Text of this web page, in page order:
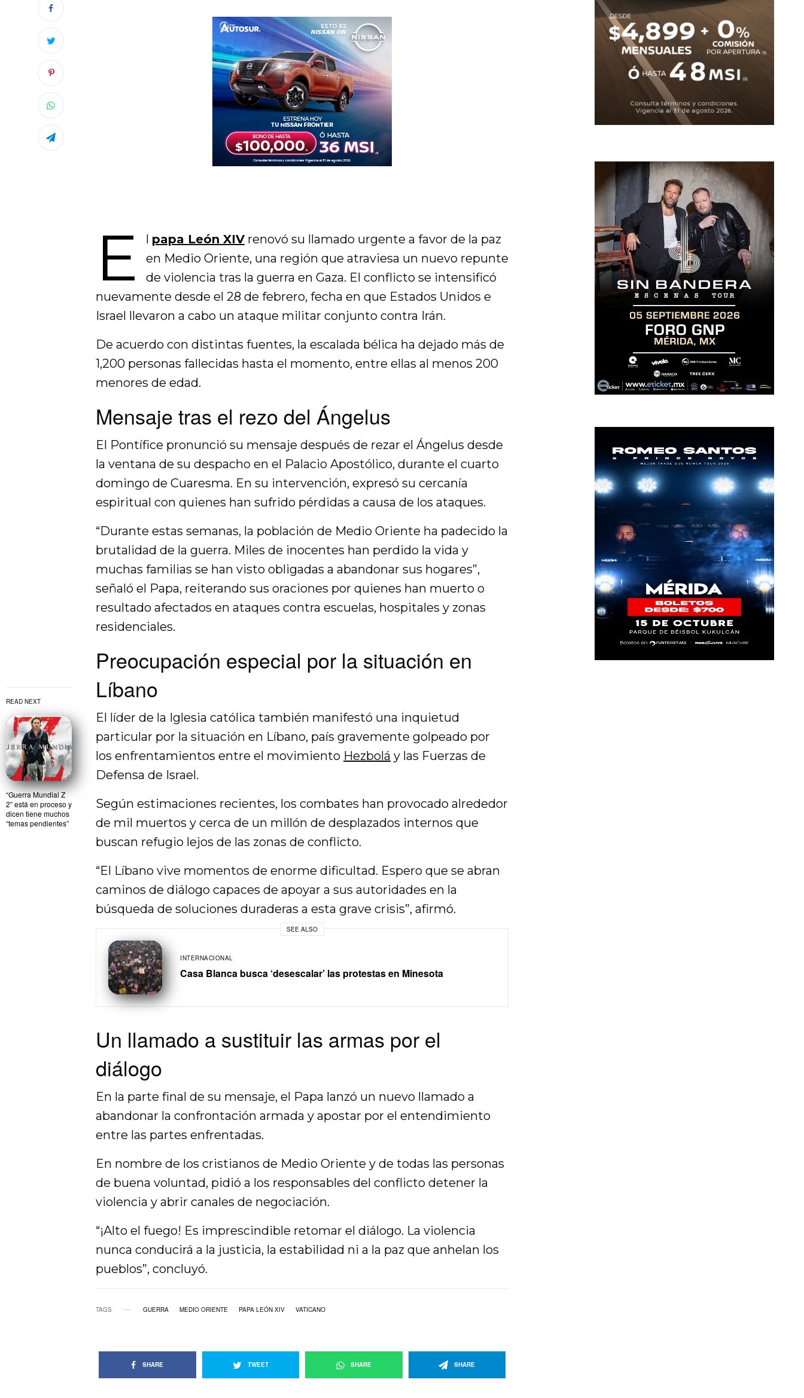
READ NEXT
“Guerra Mundial Z
2” está en proceso y
dicen tiene muchos
“temas pendientes”
E l papa León XIVrenovó su llamado urgente a favor de la paz
en Medio Oriente, una región que atraviesa un nuevo repunte
de violencia tras la guerra en Gaza. El conflicto se intensificó
nuevamente desde el 28 de febrero, fecha en que Estados Unidos e
Israel llevaron a cabo un ataque militar conjunto contra Irán.
De acuerdo con distintas fuentes, la escalada bélica ha dejado más de
1,200 personas fallecidas hasta el momento, entre ellas al menos 200
menores de edad.
Mensaje tras el rezo del Ángelus
El Pontífice pronunció su mensaje después de rezar el Ángelus desde
la ventana de su despacho en el Palacio Apostólico, durante el cuarto
domingo de Cuaresma. En su intervención, expresó su cercanía
espiritual con quienes han sufrido pérdidas a causa de los ataques.
“Durante estas semanas, la población de Medio Oriente ha padecido la
brutalidad de la guerra. Miles de inocentes han perdido la vida y
muchas familias se han visto obligadas a abandonar sus hogares”,
señaló el Papa, reiterando sus oraciones por quienes han muerto o
resultado afectados en ataques contra escuelas, hospitales y zonas
residenciales.
Preocupación especial por la situación en
Líbano
El líder de la Iglesia católica también manifestó una inquietud
particular por la situación en Líbano, país gravemente golpeado por
los enfrentamientos entre el movimiento Hezbolá y las Fuerzas de
Defensa de Israel.
Según estimaciones recientes, los combates han provocado alrededor
de mil muertos y cerca de un millón de desplazados internos que
buscan refugio lejos de las zonas de conflicto.
“El Líbano vive momentos de enorme dificultad. Espero que se abran
caminos de diálogo capaces de apoyar a sus autoridades en la
búsqueda de soluciones duraderas a esta grave crisis”, afirmó.
SEE ALSO
INTERNACIONAL
Casa Blanca busca ‘desescalar’ las protestas en Minesota
Un llamado a sustituir las armas por el
diálogo
En la parte final de su mensaje, el Papa lanzó un nuevo llamado a
abandonar la confrontación armada y apostar por el entendimiento
entre las partes enfrentadas.
En nombre de los cristianos de Medio Oriente y de todas las personas
de buena voluntad, pidió a los responsables del conflicto detener la
violencia y abrir canales de negociación.
“¡Alto el fuego! Es imprescindible retomar el diálogo. La violencia
nunca conducirá a la justicia, la estabilidad ni a la paz que anhelan los
pueblos”, concluyó.
TAGS GUERRA MEDIO ORIENTE PAPA LEÓN XIV VATICANO
SHARE TWEET SHARE SHARE